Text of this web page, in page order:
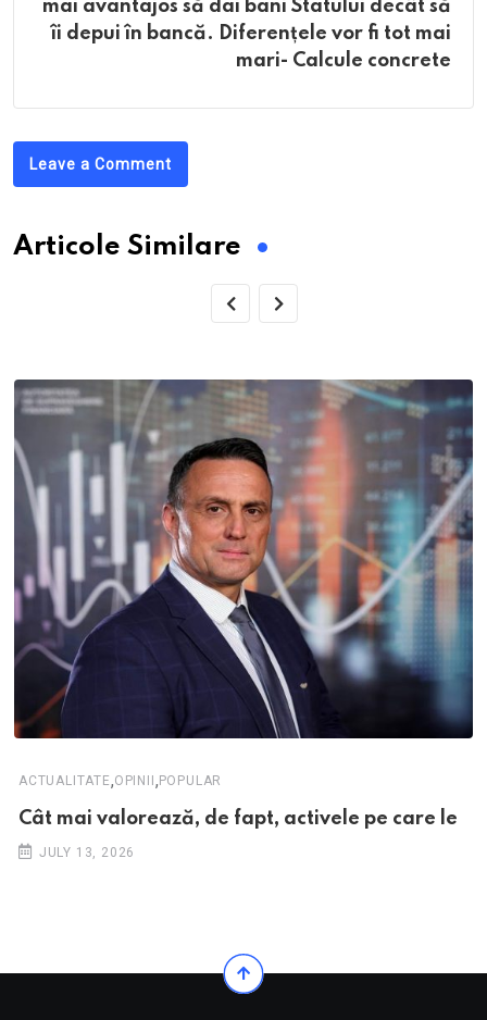
mai avantajos să dai bani Statului decât să
îi depui în bancă. Diferențele vor fi tot mai
mari- Calcule concrete
Leave a Comment
Articole Similare
ACTUALITATE,OPINII , POPULAR
Cât mai valorează, de fapt, activele pe care le
JULY 13, 2026